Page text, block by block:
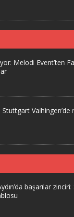
Melodi Event’ten
Vaihingen’de
başarılar